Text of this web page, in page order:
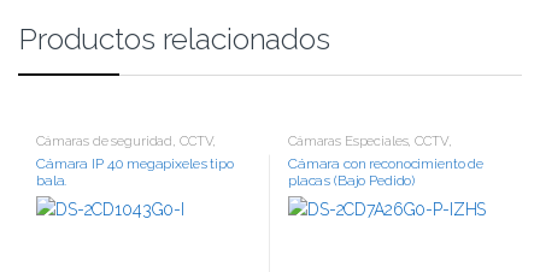
Productos relacionados
Cámaras de seguridad, CCTV,
Cámara IP 4.0 megapixeles tipo
bala.
Cámaras Especiales,CCTV,
Tecnología IP
Cámara con reconocimiento de
placas (Bajo Pedido)